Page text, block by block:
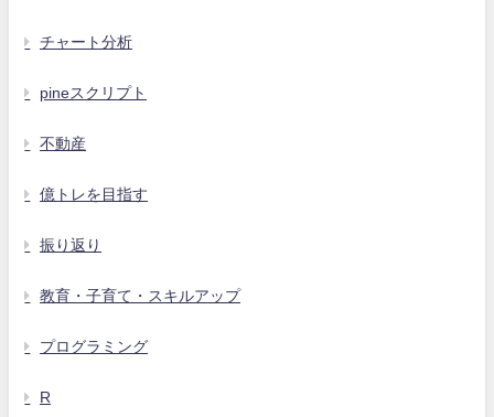
チャート分析
pineスクリプト
不動産
億トレを目指す
振り返り
教育・子育て・スキルアップ
プログラミング
R